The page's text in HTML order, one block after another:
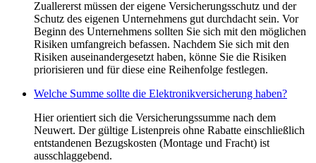
Zuallererst müssen der eigene Versicherungsschutz und der
Schutz des eigenen Unternehmens gut durchdacht sein. Vor
Beginn des Unternehmens sollten Sie sich mit den möglichen
Risiken umfangreich befassen. Nachdem Sie sich mit den
Risiken auseinandergesetzt haben, könne Sie die Risiken
priorisieren und für diese eine Reihenfolge festlegen.
Welche Summe sollte die Elektronikversicherung haben?
Hier orientiert sich die Versicherungssumme nach dem
Neuwert. Der gültige Listenpreis ohne Rabatte einschließlich
entstandenen Bezugskosten (Montage und Fracht) ist
ausschlaggebend.